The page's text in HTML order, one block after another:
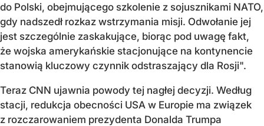
do Polski, obejmującego szkolenie z sojusznikami NATO,
gdy nadszedł rozkaz wstrzymania misji. Odwołanie jej
jest szczególnie zaskakujące, biorąc pod uwagę fakt,
że wojska amerykańskie stacjonujące na kontynencie
stanowią kluczowy czynnik odstraszający dla Rosji".
Teraz CNN ujawnia powody tej nagłej decyzji. Według
stacji, redukcja obecności USA w Europie ma związek
z rozczarowaniem prezydenta Donalda Trumpa